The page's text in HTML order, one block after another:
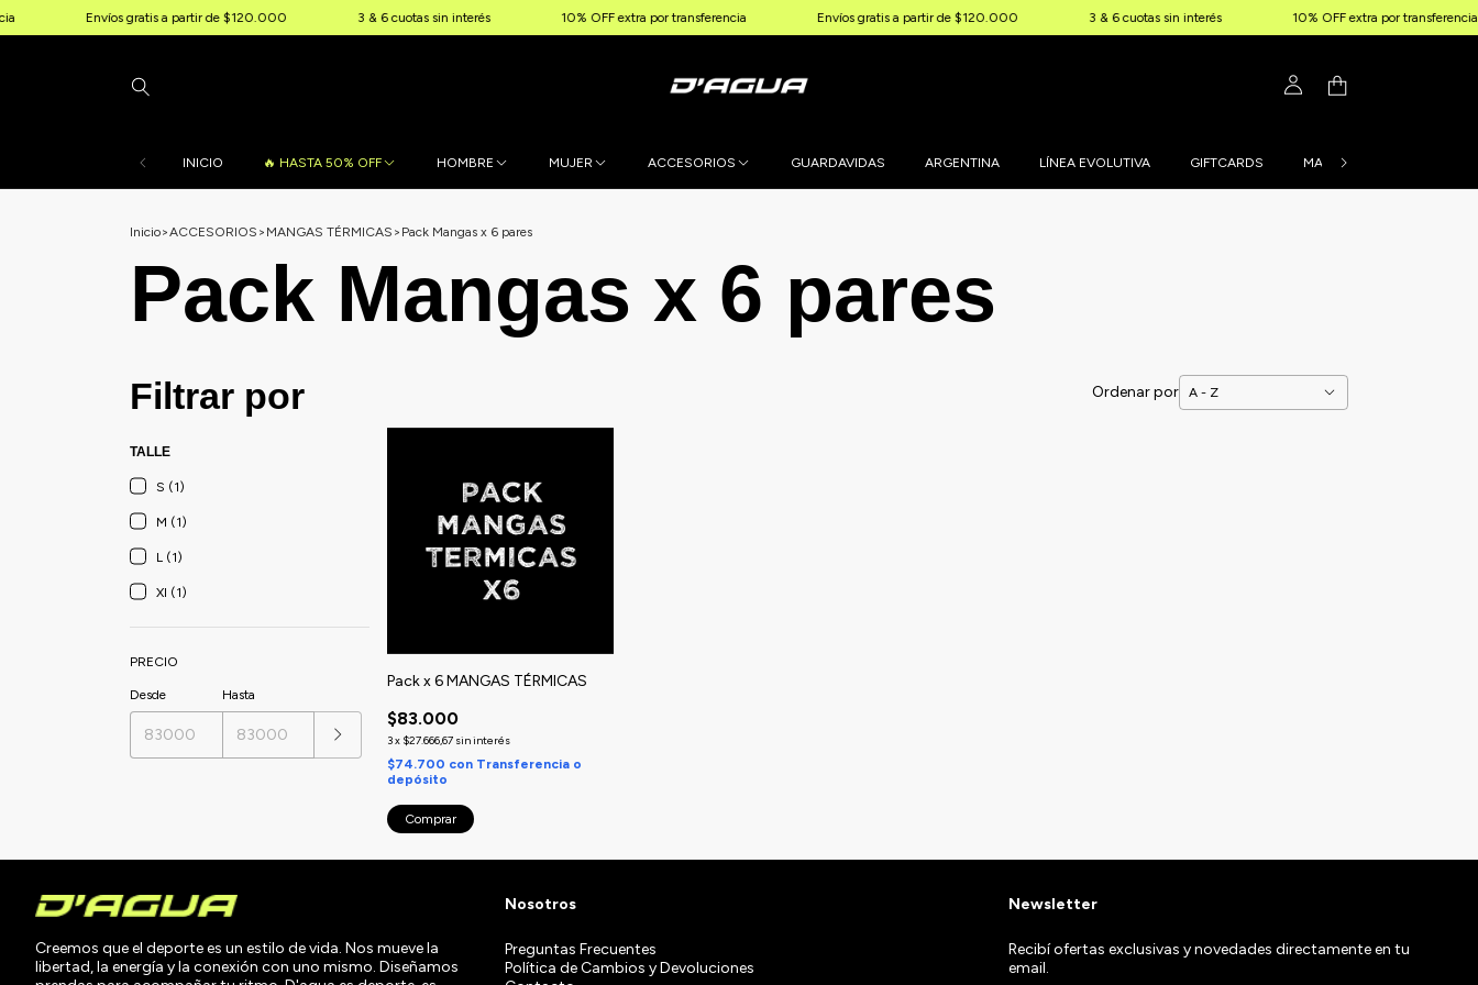
Envíos gratis a partir de $120.000 3 & 6 cuotas sin interés 10% OFF extra por transferencia Envíos gratis a partir de $120.000 3 & 6 cuotas sin interés 10% OFF extra por transferencia
INICIO 🔥 HASTA 50% OFF HOMBRE MUJER ACCESORIOS GUARDAVIDAS ARGENTINA LÍNEA EVOLUTIVA GIFTCARDS MALLAS PERSONALIZADAS
Inicio>ACCESORIOS > MANGAS TÉRMICAS > Pack Mangas x 6 pares
Pack Mangas x 6 pares
Filtrar por
TALLE
S (1)
M (1)
L (1)
Xl (1)
PRECIO
Desde Hasta
Ordenar por
Pack x 6 MANGAS TÉRMICAS
$83.000
3x $27.666,67 sin interés
$74.700 con Transferencia o
depósito
Comprar
Creemos que el deporte es un estilo de vida. Nos mueve la
libertad, la energía y la conexión con uno mismo. Diseñamos
Nosotros
Preguntas Frecuentes
Política de Cambios y Devoluciones
Newsletter
Recibí ofertas exclusivas y novedades directamente en tu
email.